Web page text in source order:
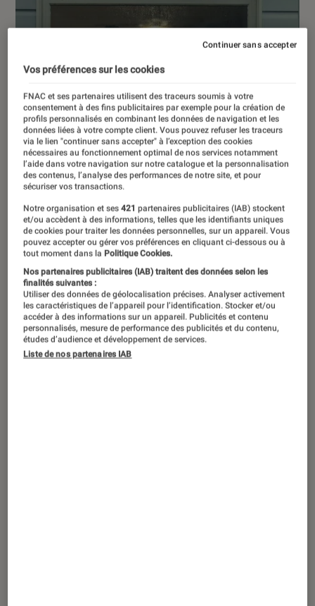
Le dernier refuge: Netflix dévoile son
nouveau thriller fantastique
ACTU
Cinéma • 06 août. 2026
Vos préférences sur les cookies
FNAC et ses partenaires utilisent des traceurs soumis à votre
consentement à des fins publicitaires par exemple pour la création de
profils personnalisés en combinant les données de navigation et les
données liées à votre compte client. Vous pouvez refuser les traceurs
via le lien "continuer sans accepter" à l’exception des cookies
nécessaires au fonctionnement optimal de nos services notamment
l’aide dans votre navigation sur notre catalogue et la personnalisation
des contenus, l’analyse des performances de notre site, et pour
sécuriser vos transactions.
Notre organisation et ses421 partenaires publicitaires (IAB) stockent
et/ou accèdent à des informations, telles que les identifiants uniques
de cookies pour traiter les données personnelles, sur un appareil. Vous
pouvez accepter ou gérer vos préférences en cliquant ci-dessous ou à
tout moment dans la Politique Cookies.
Nos partenaires publicitaires (IAB) traitent des données selon les
finalités suivantes :
Utiliser des données de géolocalisation précises. Analyser activement
les caractéristiques de l’appareil pour l’identification. Stocker et/ou
accéder à des informations sur un appareil. Publicités et contenu
personnalisés, mesure de performance des publicités et du contenu,
études d’audience et développement de services.
Liste de nos partenaires IAB
Continuer sans accepter